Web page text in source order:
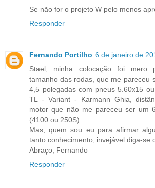
Se não for o projeto W pelo menos
Responder
Fernando Portilho 6 de janeiro de
Stael, minha colocação foi mero
tamanho das rodas, que me pareceu
4,5 polegadas com pneus 5.60x15
TL - Variant - Karmann Ghia,
motor que não me pareceu ser um
(4100 ou 250S)
Mas, quem sou eu para afirmar
tanto conhecimento, invejável diga-se
Abraço, Fernando
Responder